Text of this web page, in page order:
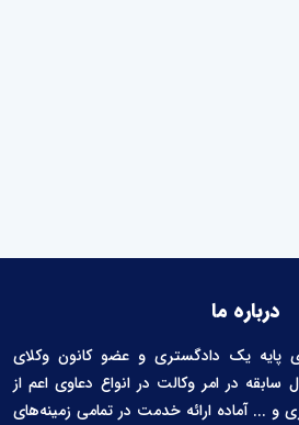
درباره ما
پایه یک دادگستری و عضو کانون وکلای
در امر وکالت در انواع دعاوی اعم از
و ... آماده ارائه خدمت در تمامی زمینه‌های